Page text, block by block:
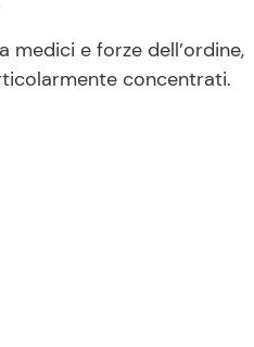
e forze dell’ordine,
concentrati.